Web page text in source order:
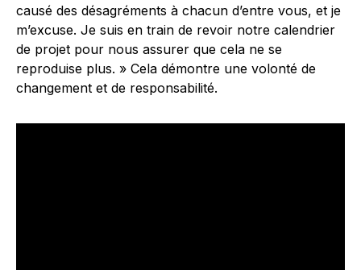
causé des désagréments à chacun d’entre vous, et je
m’excuse. Je suis en train de revoir notre calendrier
de projet pour nous assurer que cela ne se
reproduise plus. » Cela démontre une volonté de
changement et de responsabilité.